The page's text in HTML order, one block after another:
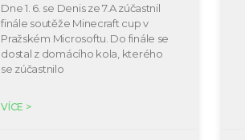
Dne 1. 6. se Denis ze 7.A zúčastnil
finále soutěže Minecraft cup v
Pražském Microsoftu. Do finále se
dostal z domácího kola, kterého
se zúčastnilo
VÍCE >